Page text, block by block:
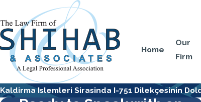
Home
Our
Firm
Kaldirma Islemleri Sirasinda I-751 Dilekçesinin